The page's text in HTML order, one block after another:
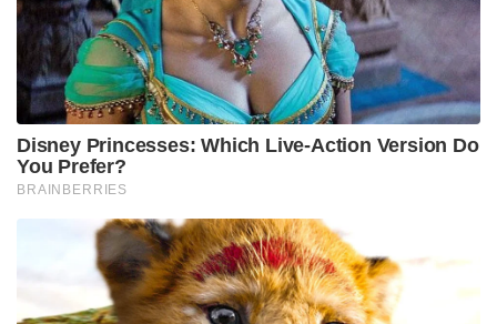
Disney Princesses: Which Live-Action Version Do
You Prefer?
BRAINBERRIES